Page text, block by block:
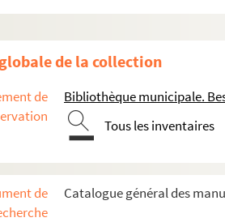
de la collection
de
Bibliothèque municipale.
Tous les inventaires
de
Catalogue général des
au cardinal. Bruxelles, 9 mai 1568
au cardinal. Bruxelles, 9 mai, et
Erp à P. del Castillo del Ryo. Liège, 12 mai
de Veen au cardinal. Bruxelles, 24
Jo. Brictius au cardinal. Liège, 26 mai 1568